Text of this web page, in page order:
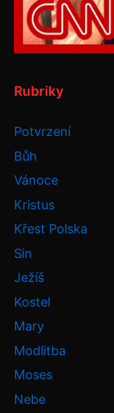
Rubriky
Potvrzení
Bůh
Vánoce
Kristus
Křest Polska
Sin
Ježíš
Kostel
Mary
Modlitba
Moses
Nebe